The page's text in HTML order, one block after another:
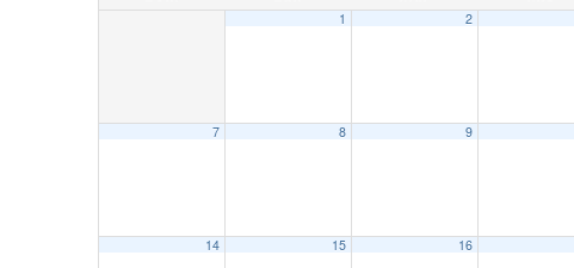
1 2
7 8 9
14 15 16